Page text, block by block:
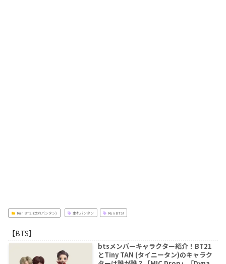
Run BTS!(走れバンタン) 走れバンタン Run BTS!
【BTS】
btsメンバーキャラクター紹介！BT21
とTiny TAN (タイニータン)のキャラク